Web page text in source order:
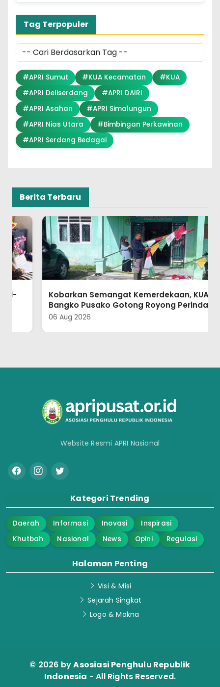
Tag Terpopuler
#APRI Sumut #KUA Kecamatan
#KUA
#APRI Deliserdang
#APRI DAIRI
#APRI Asahan
#APRI Simalungun
#APRI Nias Utara
#Bimbingan Perkawinan
#APRI Serdang Bedagai
Berita Terbaru
Kobarkan Semangat Kemerdekaan, KUA
Bangko Pusako Gotong Royong Perindah
Lingkungan Kantor
06 Aug 2026
Website Resmi APRI Nasional
Kategori Trending
Daerah Informasi Inovasi
Inspirasi
Khutbah
Nasional News Opini Regulasi
Halaman Penting
Visi & Misi
Sejarah Singkat
Logo & Makna
© 2026 byAsosiasi Penghulu Republik
Indonesia - All Rights Reserved.